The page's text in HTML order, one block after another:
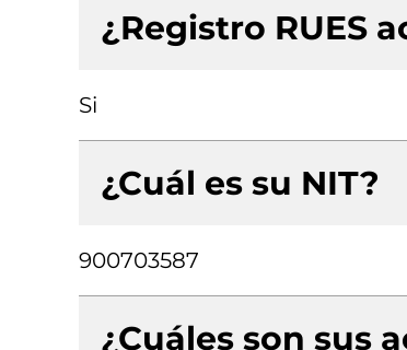
¿Registro RUES
Si
¿Cuál es su NIT?
900703587
¿Cuáles son sus